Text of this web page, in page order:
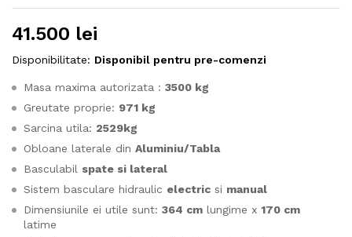
41.500 lei
Disponibilitate: Disponibil pentru pre-comenzi
Masa maxima autorizata : 3500 kg
Greutate proprie: 971 kg
Sarcina utila: 2529kg
Obloane laterale din Aluminiu/Tabla
Basculabil spate si lateral
Sistem basculare hidraulic electric si manual
Dimensiunile ei utile sunt: 364 cm lungime x 170 cm
latime